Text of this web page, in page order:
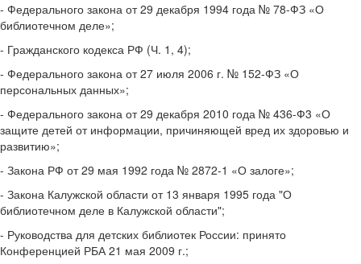
- Федерального закона от 29 декабря 1994 года № 78-ФЗ «О
библиотечном деле»;
- Гражданского кодекса РФ (Ч. 1, 4);
- Федерального закона от 27 июля 2006 г. № 152-ФЗ «О
персональных данных»;
- Федерального закона от 29 декабря 2010 года № 436-Ф3 «О
защите детей от информации, причиняющей вред их здоровью и
развитию»;
- Закона РФ от 29 мая 1992 года № 2872-1 «О залоге»;
- Закона Калужской области от 13 января 1995 года "О
библиотечном деле в Калужской области";
- Руководства для детских библиотек России: принято
Конференцией РБА 21 мая 2009 г.;